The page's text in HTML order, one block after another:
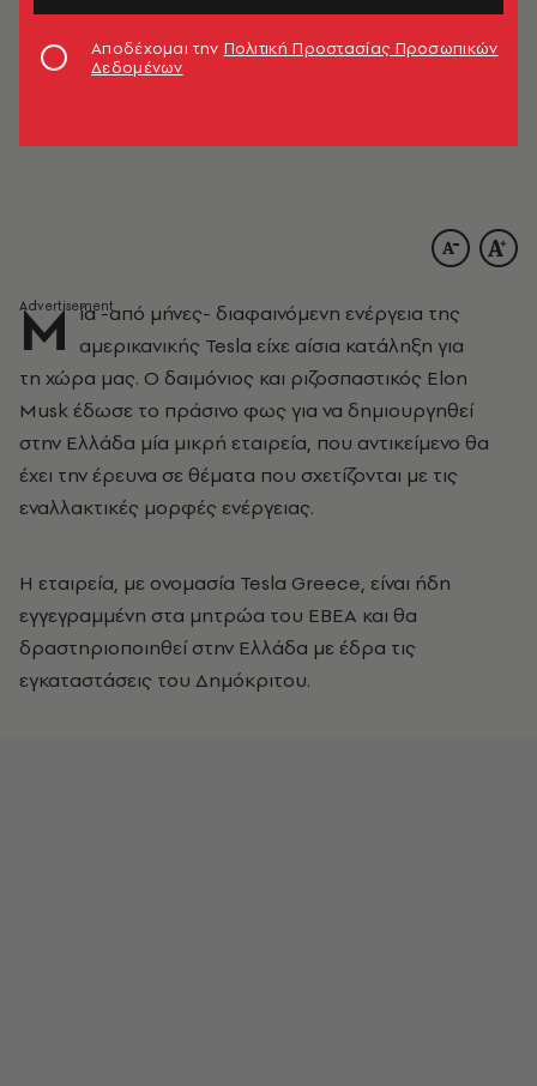
Μ ία -από μήνες- διαφαινόμενη ενέργεια της
αμερικανικής Tesla είχε αίσια κατάληξη για
τη χώρα μας. Ο δαιμόνιος και ριζοσπαστικός Elon
Musk έδωσε το πράσινο φως για να δημιουργηθεί
στην Ελλάδα μία μικρή εταιρεία, που αντικείμενο θα
έχει την έρευνα σε θέματα που σχετίζονται με τις
εναλλακτικές μορφές ενέργειας.
H εταιρεία, με ονομασία Tesla Greece, είναι ήδη
εγγεγραμμένη στα μητρώα του ΕΒΕΑ και θα
δραστηριοποιηθεί στην Ελλάδα με έδρα τις
εγκαταστάσεις του Δημόκριτου.
Αποδέχομαι την Πολιτική Προστασίας Προσωπικών
Δεδομένων